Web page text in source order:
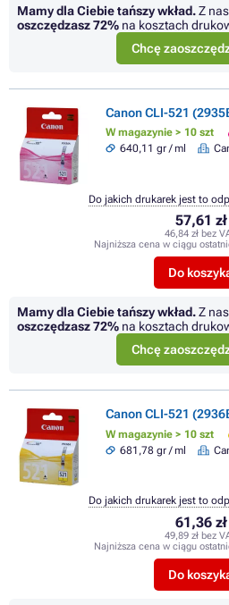
Mamy dla Ciebie tańszy wkład.Z
oszczędzasz72% na kosztach
Chcę
Canon CLI-521
W magazynie > 10 szt
640,11 gr / ml
57,61 zł
46,84 zł bez
Najniższa cena w ciągu
Do
Do jakich drukarek jest to
Mamy dla Ciebie tańszy wkład.Z
oszczędzasz72% na kosztach
Chcę
Canon CLI-521
W magazynie > 10 szt
681,78 gr / ml
61,36 zł
49,89 zł bez
Najniższa cena w ciągu
Do
Do jakich drukarek jest to